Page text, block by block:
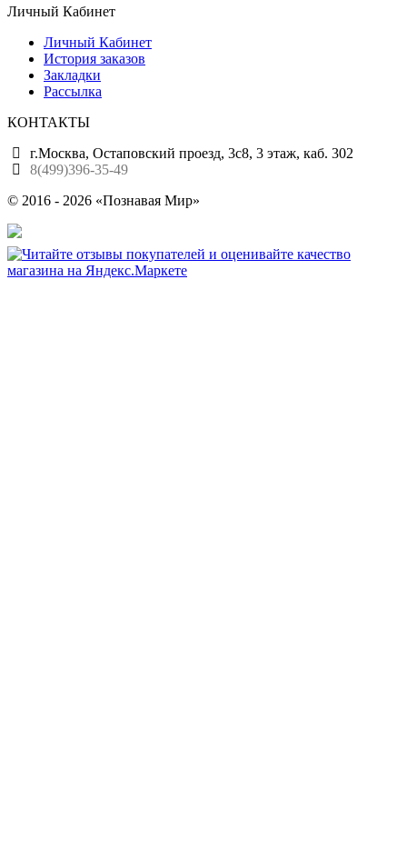
Личный Кабинет
Личный Кабинет
История заказов
Закладки
Рассылка
КОНТАКТЫ
г.Москва, Остаповский проезд, 3с8, 3 этаж, каб. 302
8(499)396-35-49
© 2016 - 2026 «Познавая Мир»